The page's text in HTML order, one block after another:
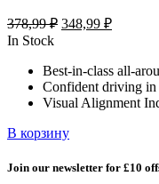
378,99₽ Первоначальная
378,99 ₽.
348,99 ₽Текущая
In Stock
Best-in-class all-
Confident driving in
Visual Alignment
В корзину
Join our newsletter for £10